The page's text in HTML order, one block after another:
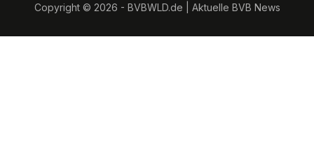
Copyright © 2026 - BVBWLD.de | Aktuelle BVB News